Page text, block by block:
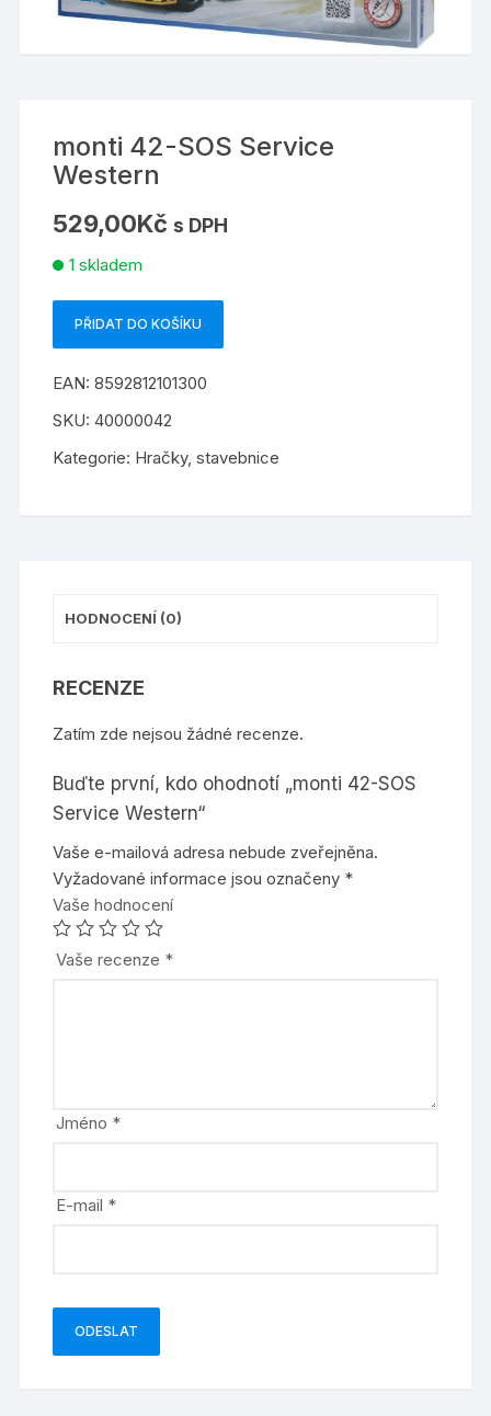
monti 42-SOS Service
Western
529,00Kč s DPH
1 skladem
SOS
Service
množství
PŘIDAT DO KOŠÍKU
EAN:8592812101300
SKU:40000042
Kategorie: Hračky,stavebnice
HODNOCENÍ (0)
RECENZE
Zatím zde nejsou žádné recenze.
Buďte první, kdo ohodnotí „monti 42-SOS
Service Western“
Vaše e-mailová adresa nebude zveřejněna.
Vyžadované informace jsou označeny *
Vaše hodnocení
Vaše recenze *
Jméno *
E-mail *